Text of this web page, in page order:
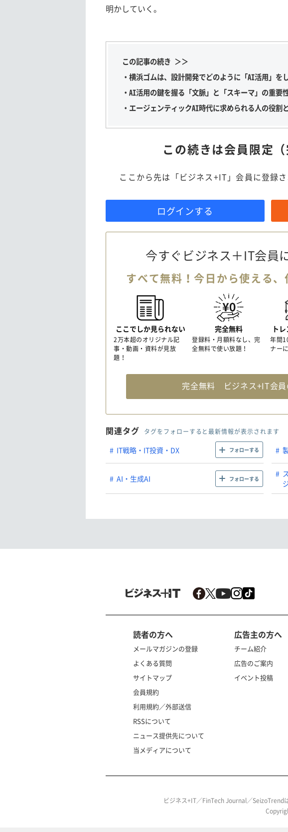
明かしていく。
この記事の続き ＞＞
・横浜ゴムは、設計開発でどのように「AI活用」を
・AI活用の鍵を握る「文脈」と「スキーマ」の重要
・エージェンティックAI時代に求められる人の役割
この続きは会員限定
ここから先は「ビジネス+IT」会員に登録
ログインする
今すぐビジネス＋IT会員
すべて無料！今日から使える、
ここでしか見られない
2万本超のオリジナル記
事・動画・資料が見放
題！
完全無料
登録料・月額料なし、完
全無料で使い放題！
ト
年間
ナー
完全無料 ビジネス+IT会
関連タグ タグをフォローすると最新情報が表示されます
IT戦略・IT投資・DX フォローする
AI・生成AI フォローする
読者の方へ
メールマガジンの登録
よくある質問
サイトマップ
会員規約
利用規約／外部送信
RSSについて
ニュース提供先について
当メディアについて
広告主の方へ
チーム紹介
広告のご案内
イベント投稿
ビジネス+IT／FinTech Journal／SeizoTrend